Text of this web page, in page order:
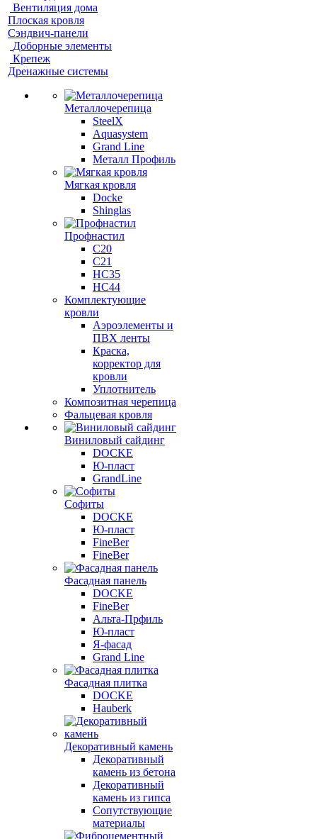
Вентиляция дома
Плоская кровля
Сэндвич-панели
Доборные элементы
Крепеж
Дренажные системы
Металлочерепица
SteelX
Aquasystem
Grand Line
Металл Профиль
Мягкая кровля
Docke
Shinglas
Профнастил
C20
C21
НС35
НС44
Комплектующие
кровли
Аэроэлементы и
ПВХ ленты
Краска,
корректор для
кровли
Уплотнитель
Композитная черепица
Фальцевая кровля
Виниловый сайдинг
DOCKE
Ю-пласт
GrandLine
Софиты
DOCKE
Ю-пласт
FineBer
FineBer
Фасадная панель
DOCKE
FineBer
Альта-Прфиль
Ю-пласт
Я-фасад
Grand Line
Фасадная плитка
DOCKE
Hauberk
Декоративный камень
Декоративный
камень из бетона
Декоративный
камень из гипса
Сопутствующие
материалы